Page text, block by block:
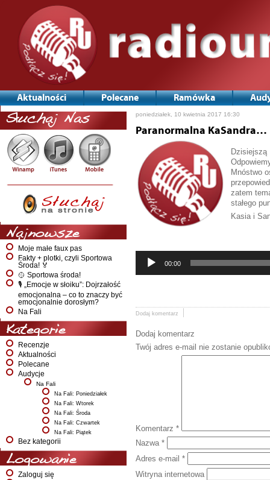
Aktualności Polecane Ramówka
Słuchaj Nas
Najnowsze
Moje małe faux pas
Fakty + plotki, czyli Sportowa
Środa! 🏅
🥎 Sportowa środa!
🎙️ „Emocje w słoiku”: Dojrzałość
emocjonalna – co to znaczy być
emocjonalnie dorosłym?
Na Fali
Kategorie
Recenzje
Aktualności
Polecane
Audycje
Na Fali
Na Fali: Poniedziałek
Na Fali: Wtorek
Na Fali: Środa
Na Fali: Czwartek
Na Fali: Piątek
Bez kategorii
Logowanie
Zaloguj się
poniedziałek, 10 kwietnia 2017 16:30
Paranormalna KaSandra…
Dzisiejszą
Mnóstwo
zatem
stałego
Kasia i
00:00
Dodaj komentarz
Dodaj komentarz
Twój adres e-mail nie zostanie
Komentarz *
Nazwa *
Adres e-mail *
Witryna internetowa